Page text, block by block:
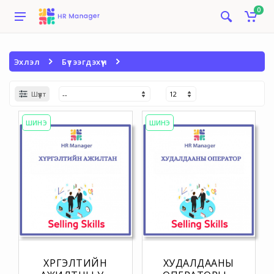
0
Эхлэл Бүтээгдэхүүн
Шүүлт
ШИНЭ
ХҮРГЭЛТИЙН
ШИНЭ
ХУДАЛДААНЫ